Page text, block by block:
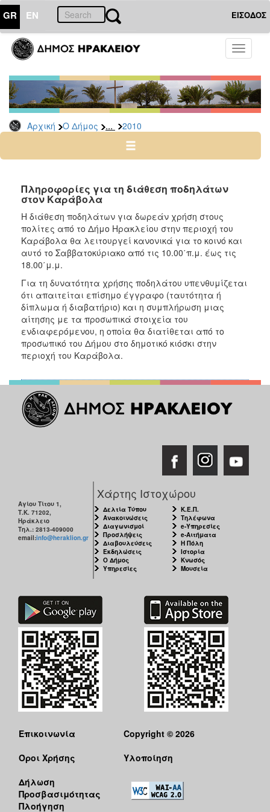
GR EN ΕΙΣΟΔΟΣ
Toggle
Αρχική Ο Δήμος ... 2010
ΔΗΜΟΣ
Δελτία
Τύπου
Αρχείο
2026
2024
2022
2021
2020
2019
2018
2017
2016
2015
2013
2012
2011
2010
2006
ΠΟΛΙΤΙΣΜΟΣ
Πληροφορίες για τη διάθεση ποδηλάτων
στον Καράβολα
Η διάθεση ποδηλάτων για δωρεάν χρήση στους
πολίτες από το Δήμο Ηρακλείου στην περιοχή του
Καράβολα θα λειτουργεί κανονικά για το κοινό και
αυτό το Σαββατοκύριακο από τις 10.00΄π.μ. έως τις
18.00΄μ.μ.
Για τη δυνατότητα χρήσης ποδηλάτου υπενθυμίζεται
ότι απαιτείται επίσημο έγγραφο (ταυτότητα ή
δίπλωμα ή διαβατήριο) και η συμπλήρωση μιας
αίτησης με τα προσωπικά στοιχεία του
ενδιαφερόμενου, η οποία θα διατίθεται από το
προσωπικό του Δήμου στο δημοτικό κιόσκι στην
περιοχή του Καράβολα.
Αγίου Τίτου 1,
Τ.Κ. 71202,
Ηράκλειο
Τηλ.: 2813-409000
email:info@heraklion.gr
Χάρτης Ιστοχώρου
Δελτία Τύπου
Ανακοινώσεις
Διαγωνισμοί
Προσλήψεις
Διαβουλεύσεις
Εκδηλώσεις
Ο Δήμος
Υπηρεσίες
Κ.Ε.Π.
Τηλέφωνα
e-Υπηρεσίες
e-Αιτήματα
Η Πόλη
Ιστορία
Κνωσός
Μουσεία
Επικοινωνία
Όροι Χρήσης
Δήλωση
Προσβασιμότητας
Πλοήγηση
Copyright © 2026
Υλοποίηση